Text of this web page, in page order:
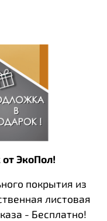
ЭкоПол!
покрытия из
листовая
- Бесплатно!